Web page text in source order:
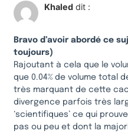
Khaled dit :
Bravo d’avoir abordé ce
toujours)
Rajoutant à cela que le
que 0.04% de volume total
très marquant de cette
divergence parfois très
‘scientifiques’ ce qui
pas ou peu et dont la